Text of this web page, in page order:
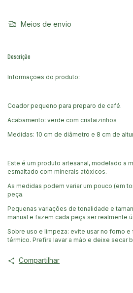
Meios de envio
Descrição
Informações do produto:
Coador pequeno para preparo de café.
Acabamento: verde com cristaizinhos
Medidas: 10 cm de diâmetro e 8 cm de
Este é um produto artesanal, modelado a
esmaltado com minerais atóxicos.
As medidas podem variar um pouco (em
peça.
Pequenas variações de tonalidade e
manual e fazem cada peça ser realmente
Sobre uso e limpeza: evite usar no forno
térmico. Prefira lavar a mão e deixe secar
Compartilhar